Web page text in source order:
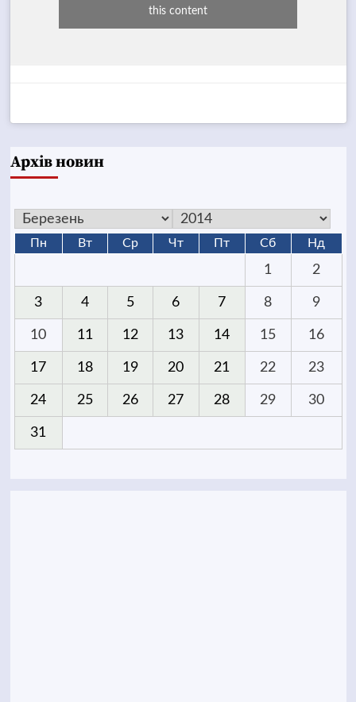
this content
Архів новин
Пн Вт Ср Чт Пт Сб Нд
1 2
3 4 5 6 7 8 9
10 11 12 13 14 15 16
17 18 19 20 21 22 23
24 25 26 27 28 29 30
31